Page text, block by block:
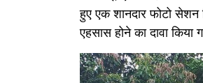
हुए एक शानदार फोटो
एहसास होने का दावा किया